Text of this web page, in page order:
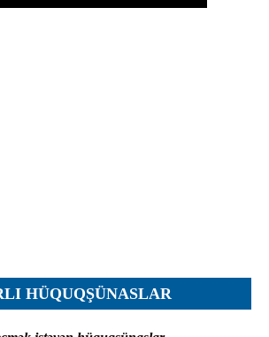
HÜQUQŞÜNASLAR